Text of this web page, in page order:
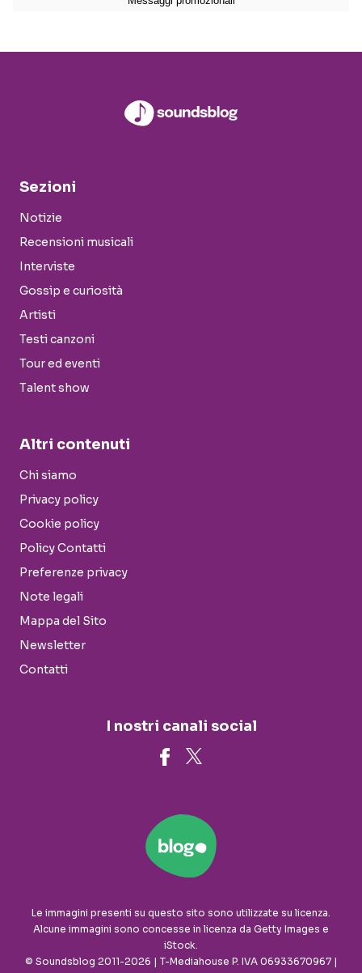
Sezioni
Notizie
Recensioni musicali
Interviste
Gossip e curiosità
Artisti
Testi canzoni
Tour ed eventi
Talent show
Altri contenuti
Chi siamo
Privacy policy
Cookie policy
Policy Contatti
Preferenze privacy
Note legali
Mappa del Sito
Newsletter
Contatti
I nostri canali social
Le immagini presenti su questo sito sono utilizzate su licenza.
Alcune immagini sono concesse in licenza da Getty Images e
iStock.
© Soundsblog 2011-2026 | T-Mediahouse P. IVA 06933670967 |